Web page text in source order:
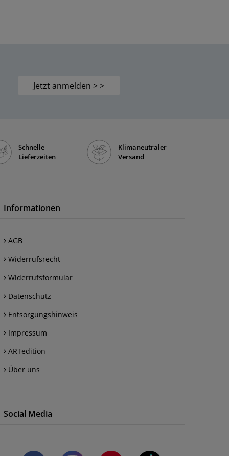
Jetzt anmelden > >
Schnelle
Lieferzeiten
Klimaneutraler
Versand
Informationen
AGB
Widerrufsrecht
Widerrufsformular
Datenschutz
Entsorgungshinweis
Impressum
ARTedition
Über uns
Social Media